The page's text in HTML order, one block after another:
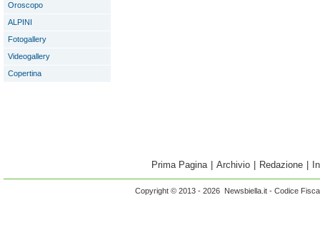
Oroscopo
ALPINI
Fotogallery
Videogallery
Copertina
Prima Pagina Archivio Redazione
Copyright © 2013 - 2026 Newsbiella.it - Codice